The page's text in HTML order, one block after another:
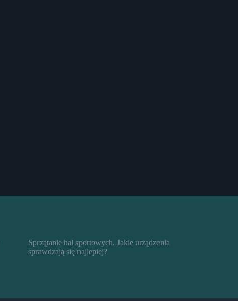
Sprzątanie hal sportowych. Jakie urządzenia
sprawdzają się najlepiej?